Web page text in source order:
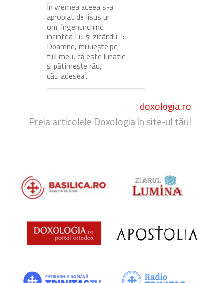
În vremea aceea s-a
apropiat de Iisus un
om, îngenunchind
înaintea Lui și zicându-I:
Doamne, miluiește pe
fiul meu, că este lunatic
și pătimește rău,
căci adesea...
doxologia.ro
Preia articolele Doxologia în site-ul tău!